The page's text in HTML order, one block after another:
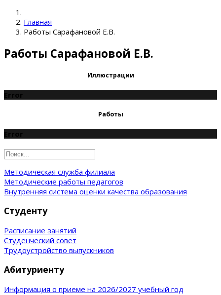
Главная
Работы Сарафановой Е.В.
Работы Сарафановой Е.В.
Иллюстрации
Error
Работы
Error
Методическая служба филиала
Методические работы педагогов
Внутренняя система оценки качества образования
Студенту
Расписание занятий
Студенческий совет
Трудоустройство выпускников
Абитуриенту
Информация о приеме на 2026/2027 учебный год